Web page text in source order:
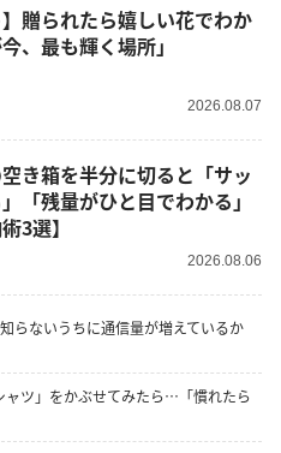
】贈られたら嬉しい花でわか
、最も輝く場所」
2026.08.07
き箱を半分に切ると「サッ
「残量がひと目でわかる」
3選】
2026.08.06
らないうちに通信量が増えているか
ャツ」をかぶせてみたら…「慣れたら